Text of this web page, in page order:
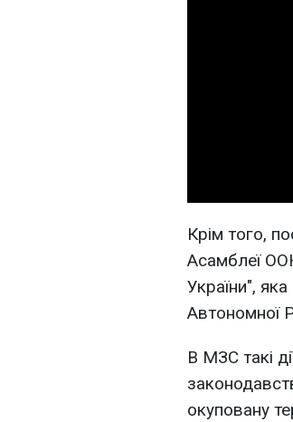
Крім того,
Асамблеї
України",
Автономної
В МЗС такі
окуповану